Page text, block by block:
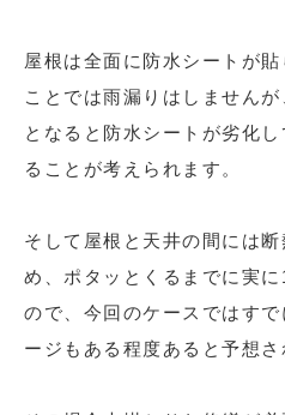
屋根は全面に防水シートが
ことでは雨漏りはしません
となると防水シートが劣化
ることが考えられます。
そして屋根と天井の間には
め、ポタッとくるまでに実
ので、今回のケースではす
ージもある程度あると予想さ